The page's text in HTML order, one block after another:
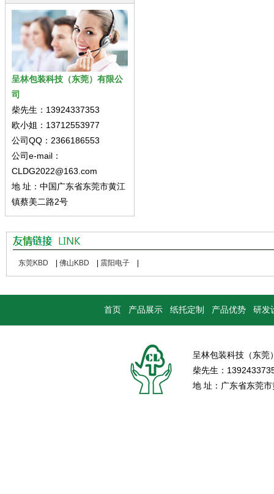
呈林包装科技（东莞）有限公
司
柴先生：13924337353
欧小姐：13712553977
公司QQ：2366186553
公司e-mail：
CLDG2022@163.com
地 址：中国广东省东莞市黄江
镇蔡美二路2号
东莞KBD 佛山KBD 震阳电子
首页 产品展示 纸托定制 产品优势 研发
呈林包装科技（东
柴先生：
地 址：广东省东莞